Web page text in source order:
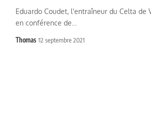
Eduardo Coudet, l'entraîneur du Celta de
en conférence de…
Thomas 12 septembre 2021